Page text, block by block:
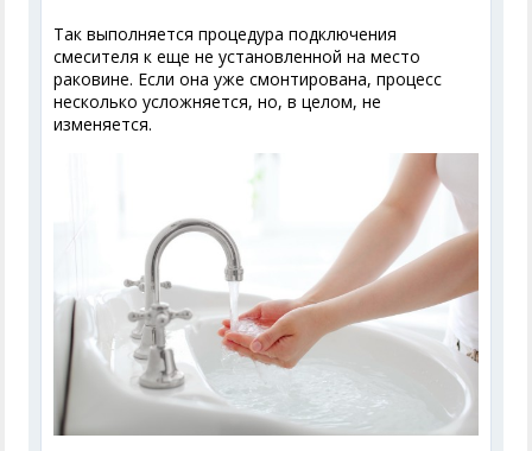
Так выполняется процедура подключения
смесителя к еще не установленной на место
раковине. Если она уже смонтирована, процесс
несколько усложняется, но, в целом, не
изменяется.